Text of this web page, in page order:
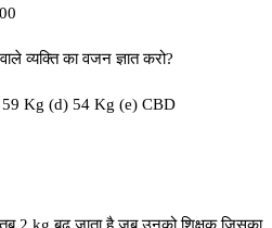
व्यक्ति का वजन ज्ञात करो?
Kg (d) 54 Kg (e) CBD